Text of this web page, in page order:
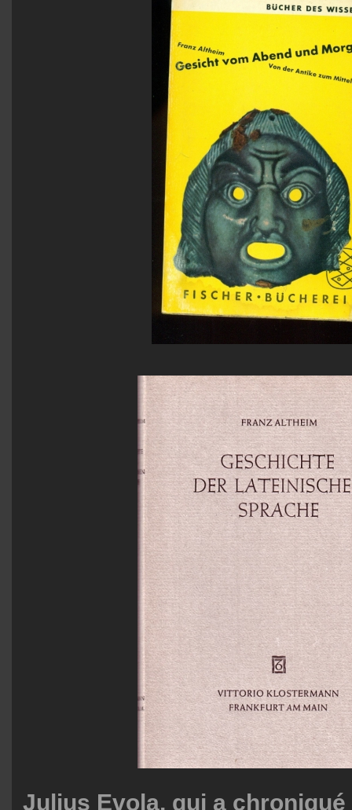
Julius Evola, qui a